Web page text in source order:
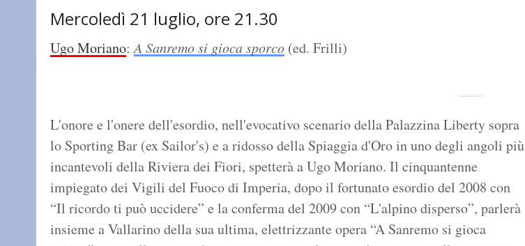
Mercoledì 21 luglio, ore 21.30
Ugo Moriano:A Sanremo si gioca sporco (ed. Frilli)
L'onore e l'onere dell'esordio, nell'evocativo scenario della Palazzina Liberty sopra
lo Sporting Bar (ex Sailor's) e a ridosso della Spiaggia d'Oro in uno degli angoli più
incantevoli della Riviera dei Fiori, spetterà a Ugo Moriano. Il cinquantenne
impiegato dei Vigili del Fuoco di Imperia, dopo il fortunato esordio del 2008 con
“Il ricordo ti può uccidere” e la conferma del 2009 con “L'alpino disperso”, parlerà
insieme a Vallarino della sua ultima, elettrizzante opera “A Sanremo si gioca